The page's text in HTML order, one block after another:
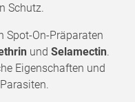
Schutz.
Spot-On-Präparaten
und Selamectin.
Eigenschaften und